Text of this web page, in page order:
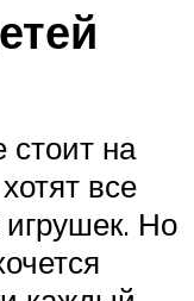
стоит на
все
Но